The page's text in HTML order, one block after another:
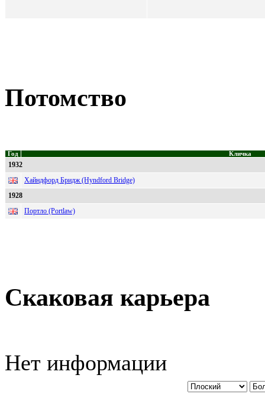
Потомство
Год Кличка
1932
Хайндфорд Бридж (Hyndford Bridge)
1928
Портло (Portlaw)
Скаковая карьера
Нет информации